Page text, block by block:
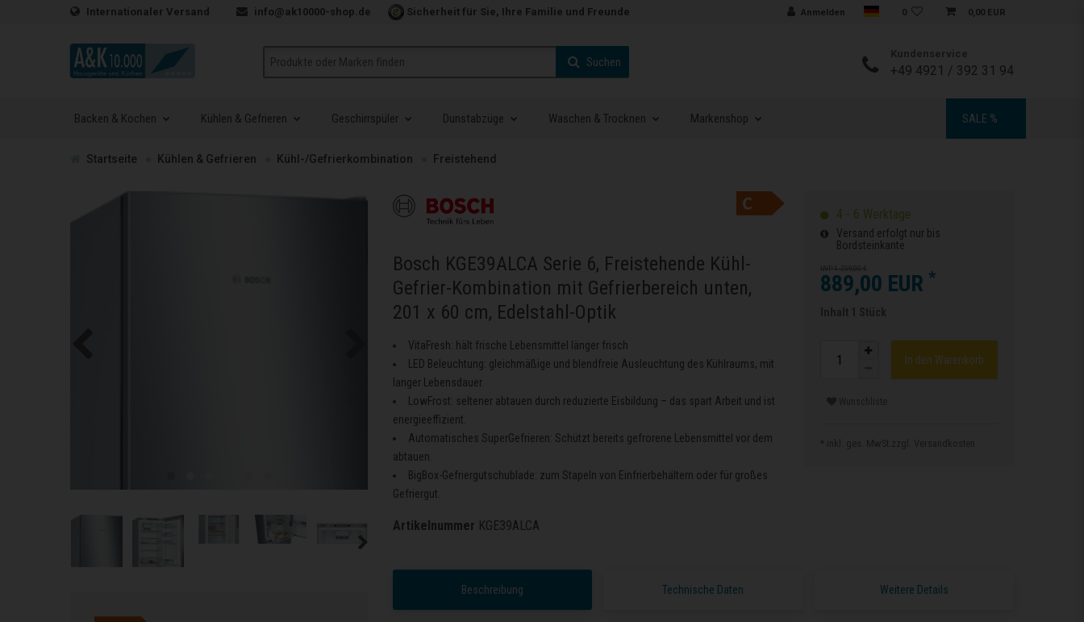
Zum Inhalt springen
Internationaler Versand info@ak10000-shop.de Sicherheit für Sie, Ihre Familie und Freunde Anmelden Sprache auswählen
0 0,00 EUR
Suche Suchen
Kundenservice
+49 4921 / 392 31 94
Backen & Kochen Kühlen & Gefrieren Geschirrspüler Dunstabzüge Waschen & Trocknen Markenshop SALE %
Zur
Startseite Kühlen & Gefrieren Kühl-/Gefrierkombination Freistehend
Bosch KGE39ALCA Serie 6, Freistehende Kühl-
Gefrier-Kombination mit Gefrierbereich unten,
201 x 60 cm, Edelstahl-Optik
VitaFresh: hält frische Lebensmittel länger frisch
LED Beleuchtung: gleichmäßige und blendfreie Ausleuchtung des Kühlraums, mit
langer Lebensdauer.
LowFrost: seltener abtauen durch reduzierte Eisbildung – das spart Arbeit und ist
energieeffizient.
Automatisches SuperGefrieren: Schützt bereits gefrorene Lebensmittel vor dem
abtauen.
BigBox-Gefriergutschublade: zum Stapeln von Einfrierbehältern oder für großes
Gefriergut.
Artikelnummer KGE39ALCA
4 - 6 Werktage
Versand erfolgt nur bis
Bordsteinkante
UVP 1.259,00 €
889,00 EUR *
Inhalt 1 Stück
In den Warenkorb
Wunschliste
* inkl. ges. MwSt.zzgl. Versandkosten
Beschreibung Technische Daten Weitere Details